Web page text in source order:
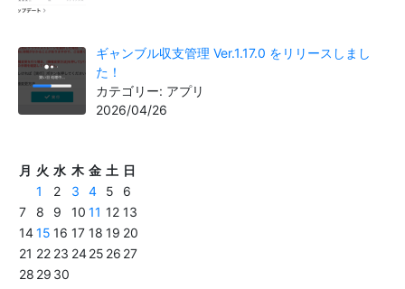
ギャンブル収支管理 Ver.1.17.0 をリリースしまし
た！
カテゴリー: アプリ
2026/04/26
月 火 水 木 金 土 日
1
2 3 4 5
6
7
8 9 10 11 12 13
1415 16 17 18 19 20
21 22 23 2425 26 27
28 29 30